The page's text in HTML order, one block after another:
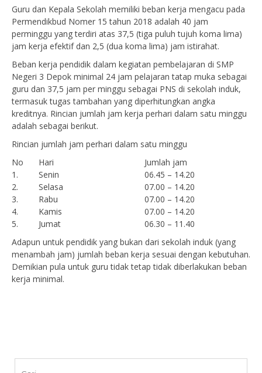
Guru dan Kepala Sekolah memiliki beban kerja mengacu pada
Permendikbud Nomer 15 tahun 2018 adalah 40 jam
perminggu yang terdiri atas 37,5 (tiga puluh tujuh koma lima)
jam kerja efektif dan 2,5 (dua koma lima) jam istirahat.
Beban kerja pendidik dalam kegiatan pembelajaran di SMP
Negeri 3 Depok minimal 24 jam pelajaran tatap muka sebagai
guru dan 37,5 jam per minggu sebagai PNS di sekolah induk,
termasuk tugas tambahan yang diperhitungkan angka
kreditnya. Rincian jumlah jam kerja perhari dalam satu minggu
adalah sebagai berikut.
Rincian jumlah jam perhari dalam satu minggu
No
Hari
Jumlah jam
1.
Senin
06.45 – 14.20
2.
Selasa
07.00 – 14.20
3.
Rabu
07.00 – 14.20
4.
Kamis
07.00 – 14.20
5.
Jumat
06.30 – 11.40
Adapun untuk pendidik yang bukan dari sekolah induk (yang
menambah jam) jumlah beban kerja sesuai dengan kebutuhan.
Demikian pula untuk guru tidak tetap tidak diberlakukan beban
kerja minimal.